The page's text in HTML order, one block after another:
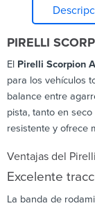
PIRELLI
El Pirelli Scorpion
para los vehículos
balance entre
pista, tanto en
resistente y ofrece
Ventajas del
Excelente
La banda de